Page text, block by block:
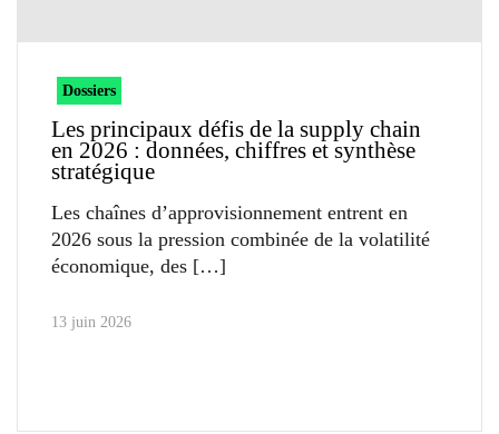
Dossiers
Les principaux défis de la supply chain
en 2026 : données, chiffres et synthèse
stratégique
Les chaînes d’approvisionnement entrent en
2026 sous la pression combinée de la volatilité
économique, des
13 juin 2026